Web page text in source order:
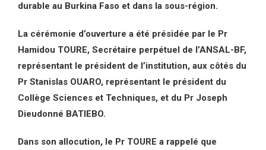
durable au Burkina Faso et dans la sous-région.
La cérémonie d’ouverture a été présidée par le Pr
Hamidou TOURE, Secrétaire perpétuel de l’ANSAL-BF,
représentant le président de l’institution, aux côtés du
Pr Stanislas OUARO, représentant le président du
Collège Sciences et Techniques, et du Pr Joseph
Dieudonné BATIEBO.
Dans son allocution, le Pr TOURE a rappelé que